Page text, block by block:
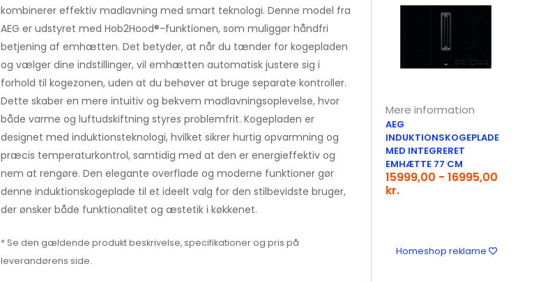
kombinerer effektiv madlavning med smart teknologi. Denne model fra
AEG er udstyret med Hob2Hood®-funktionen, som muliggør håndfri
betjening af emhætten. Det betyder, at når du tænder for kogepladen
og vælger dine indstillinger, vil emhætten automatisk justere sig i
forhold til kogezonen, uden at du behøver at bruge separate kontroller.
Dette skaber en mere intuitiv og bekvem madlavningsoplevelse, hvor
både varme og luftudskiftning styres problemfrit. Kogepladen er
designet med induktionsteknologi, hvilket sikrer hurtig opvarmning og
præcis temperaturkontrol, samtidig med at den er energieffektiv og
nem at rengøre. Den elegante overflade og moderne funktioner gør
denne induktionskogeplade til et ideelt valg for den stilbevidste bruger,
der ønsker både funktionalitet og æstetik i køkkenet.
* Se den gældende produkt beskrivelse, specifikationer og pris på
leverandørens side.
Mere information
AEG
INDUKTIONSKOGEPLADE
MED INTEGRERET
EMHÆTTE 77 CM
15999,00 - 16995,00
kr.
Homeshop reklame